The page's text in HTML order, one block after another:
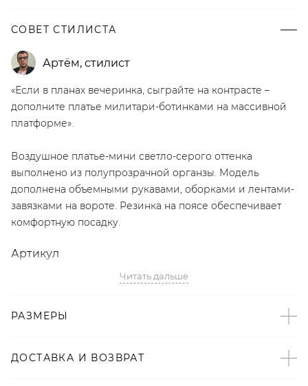
СОВЕТ СТИЛИСТА
Артём, стилист
«Если в планах вечеринка, сыграйте на контрасте –
дополните платье милитари-ботинками на массивной
платформе».
Воздушное платье-мини светло-серого оттенка
выполнено из полупрозрачной органзы. Модель
дополнена объемными рукавами, оборками и лентами-
завязками на вороте. Резинка на поясе обеспечивает
комфортную посадку.
Артикул
Детали
контролем бренда: Россия;
Читать дальше
РАЗМЕРЫ
ДОСТАВКА И ВОЗВРАТ